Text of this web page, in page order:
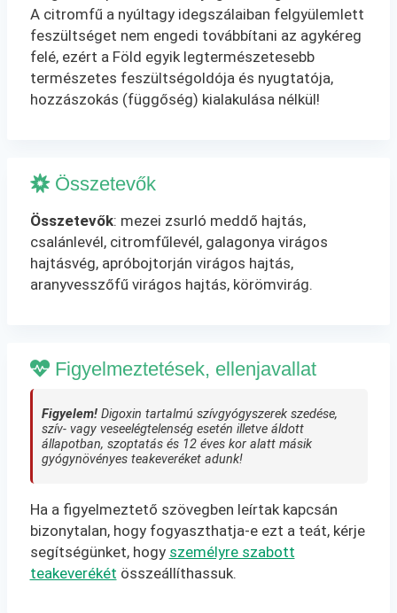
A citromfű a nyúltagy idegszálaiban felgyülemlett
feszültséget nem engedi továbbítani az agykéreg
felé, ezért a Föld egyik legtermészetesebb
természetes feszültségoldója és nyugtatója,
hozzászokás (függőség) kialakulása nélkül!
Összetevők
Összetevők: mezei zsurló meddő hajtás,
csalánlevél, citromfűlevél, galagonya virágos
hajtásvég, apróbojtorján virágos hajtás,
aranyvesszőfű virágos hajtás, körömvirág.
Figyelmeztetések, ellenjavallat
Figyelem!Digoxin tartalmú szívgyógyszerek szedése,
szív- vagy veseelégtelenség esetén illetve áldott
állapotban, szoptatás és 12 éves kor alatt másik
gyógynövényes teakeveréket adunk!
Ha a figyelmeztető szövegben leírtak kapcsán
bizonytalan, hogy fogyaszthatja-e ezt a teát, kérje
segítségünket, hogy személyre szabott
teakeverékét összeállíthassuk.